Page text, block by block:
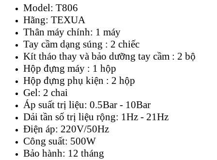
Model: T806
Hãng: TEXUA
Thân máy chính: 1 máy
Tay cầm dạng súng : 2 chiếc
Kít tháo thay và bảo dưỡng tay cầm : 2 bộ
Hộp đựng máy : 1 hộp
Hộp đựng phụ kiện : 2 hộp
Gel: 2 chai
Áp suất trị liệu: 0.5Bar - 10Bar
Dải tần số trị liệu rộng: 1Hz - 21Hz
Điện áp: 220V/50Hz
Công suất: 500W
Bảo hành: 12 tháng